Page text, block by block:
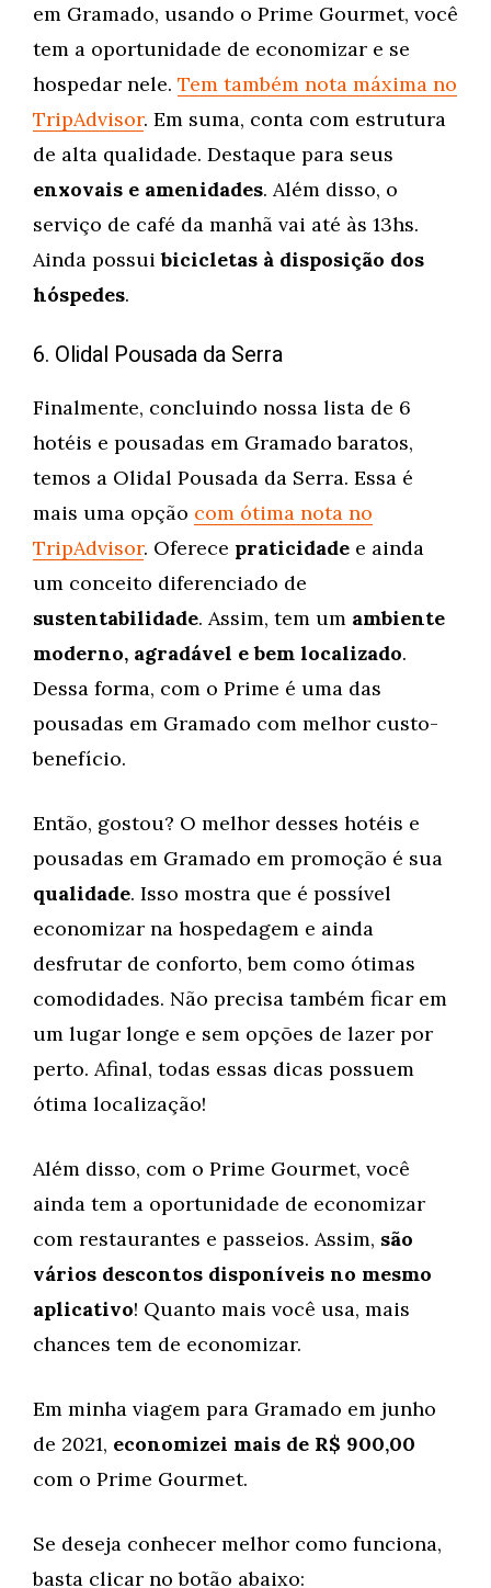
em Gramado, usando o Prime Gourmet, você
tem a oportunidade de economizar e se
hospedar nele. Tem também nota máxima no
TripAdvisor. Em suma, conta com estrutura
de alta qualidade. Destaque para seus
enxovais e amenidades. Além disso, o
serviço de café da manhã vai até às 13hs.
Ainda possuibicicletas à disposição dos
hóspedes.
6. Olidal Pousada da Serra
Finalmente, concluindo nossa lista de 6
hotéis e pousadas em Gramado baratos,
temos a Olidal Pousada da Serra. Essa é
mais uma opção com ótima nota no
TripAdvisor. Oferece praticidade e ainda
um conceito diferenciado de
sustentabilidade. Assim, tem um ambiente
moderno, agradável e bem localizado.
Dessa forma, com o Prime é uma das
pousadas em Gramado com melhor custo-
benefício.
Então, gostou? O melhor desses hotéis e
pousadas em Gramado em promoção é sua
qualidade. Isso mostra que é possível
economizar na hospedagem e ainda
desfrutar de conforto, bem como ótimas
comodidades. Não precisa também ficar em
um lugar longe e sem opções de lazer por
perto. Afinal, todas essas dicas possuem
ótima localização!
Além disso, com o Prime Gourmet, você
ainda tem a oportunidade de economizar
com restaurantes e passeios. Assim, são
vários descontos disponíveis no mesmo
aplicativo! Quanto mais você usa, mais
chances tem de economizar.
Em minha viagem para Gramado em junho
de 2021, economizei mais de R$ 900,00
com o Prime Gourmet.
Se deseja conhecer melhor como funciona,
basta clicar no botão abaixo: